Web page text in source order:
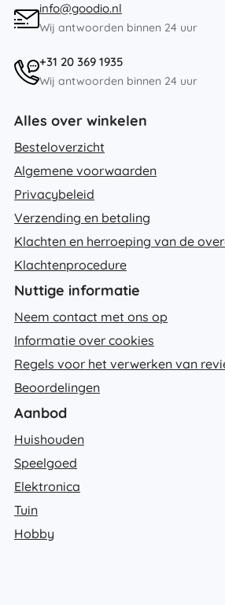
info@goodio.nl
Wij antwoorden binnen 24 uur
+31 20 369 1935
Wij antwoorden binnen 24 uur
Alles over winkelen
Besteloverzicht
Algemene voorwaarden
Privacybeleid
Verzending en betaling
Klachten en herroeping van de
Klachtenprocedure
Nuttige informatie
Neem contact met ons op
Informatie over cookies
Regels voor het verwerken van
Beoordelingen
Aanbod
Huishouden
Speelgoed
Elektronica
Tuin
Hobby